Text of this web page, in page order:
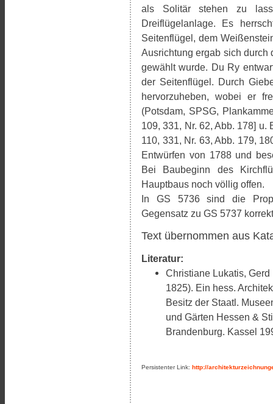
als Solitär stehen zu
Dreiflügelanlage. Es
Seitenflügel, dem
Ausrichtung ergab sich durch
gewählt wurde. Du Ry
der Seitenflügel. Durch
hervorzuheben, wobei er
(Potsdam, SPSG,
109, 331, Nr. 62, Abb. 178] u.
110, 331, Nr. 63, Abb. 179,
Entwürfen von 1788 und
Bei Baubeginn des
Hauptbaus noch völlig offen.
In GS 5736 sind die
Gegensatz zu GS 5737
Text übernommen aus
Literatur:
Christiane Lukatis,
1825). Ein hess.
Besitz der Staatl.
und Gärten Hessen &
Brandenburg. Kassel
Persistenter Link: http://